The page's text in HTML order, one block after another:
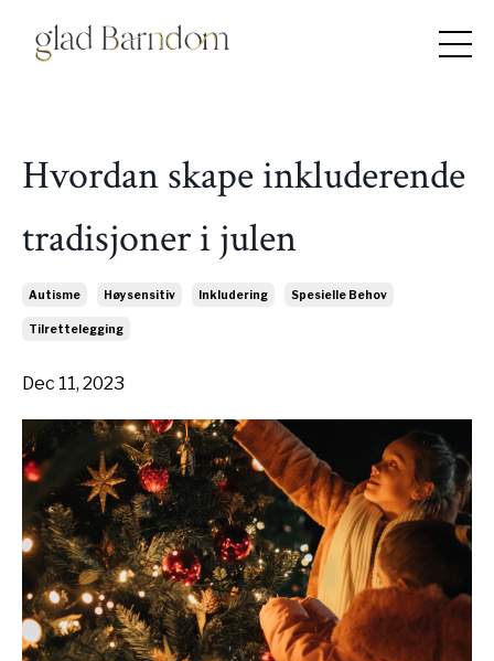
Hvordan skape inkluderende
tradisjoner i julen
Autisme Høysensitiv Inkludering Spesielle Behov
Tilrettelegging
Dec 11, 2023